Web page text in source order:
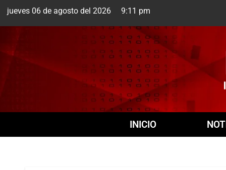
jueves 06 de agosto del 2026 9:11 pm
Cuernavaca
INICIO